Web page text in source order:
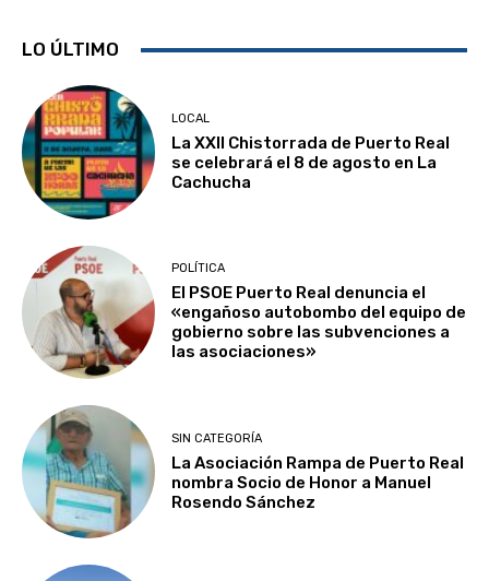
LO ÚLTIMO
LOCAL
La XXII Chistorrada de Puerto Real
se celebrará el 8 de agosto en La
Cachucha
POLÍTICA
El PSOE Puerto Real denuncia el
«engañoso autobombo del equipo de
gobierno sobre las subvenciones a
las asociaciones»
SIN CATEGORÍA
La Asociación Rampa de Puerto Real
nombra Socio de Honor a Manuel
Rosendo Sánchez